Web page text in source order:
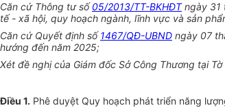
Căn cứ Thông tư số05/2013/TT-BKHĐTngày 31
tế - xã hội, quy hoạch ngành, lĩnh vực và sản
Căn cứ Quyết định số1467/QĐ-UBND ngày 07
hướng đến năm 2025;
Xét đề nghị của Giám đốc Sở Công Thương tại
Điều 1. Phê duyệt Quy hoạch phát triển năng